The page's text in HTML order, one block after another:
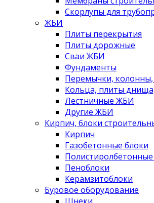
Скорлупы для
ЖБИ
Плиты перекрытия
Плиты дорожные
Сваи ЖБИ
Фундаменты
Перемычки, колонны,
Кольца, плиты
Лестничные ЖБИ
Другие ЖБИ
Кирпич, блоки
Кирпич
Газобетонные блоки
Пеноблоки
Керамзитоблоки
Буровое оборудование